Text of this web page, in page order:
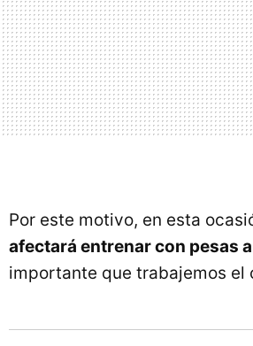
Por este motivo, en esta
afectará entrenar con pesas
importante que trabajemos el